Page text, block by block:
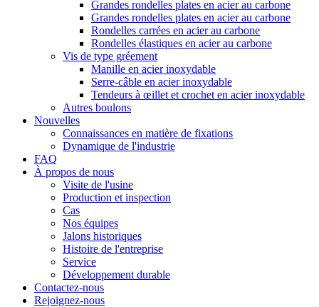
Grandes rondelles plates en acier au carbone
Grandes rondelles plates en acier au carbone
Rondelles carrées en acier au carbone
Rondelles élastiques en acier au carbone
Vis de type gréement
Manille en acier inoxydable
Serre-câble en acier inoxydable
Tendeurs à œillet et crochet en acier inoxydable
Autres boulons
Nouvelles
Connaissances en matière de fixations
Dynamique de l'industrie
FAQ
À propos de nous
Visite de l'usine
Production et inspection
Cas
Nos équipes
Jalons historiques
Histoire de l'entreprise
Service
Développement durable
Contactez-nous
Rejoignez-nous